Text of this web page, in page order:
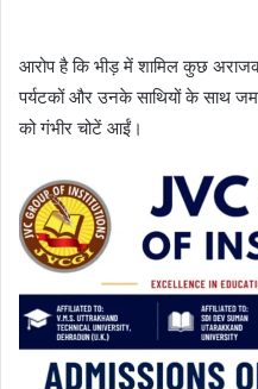
आरोप है कि भीड़ में शामिल कुछ
पर्यटकों और उनके साथियों के साथ
को गंभीर चोटें आईं।